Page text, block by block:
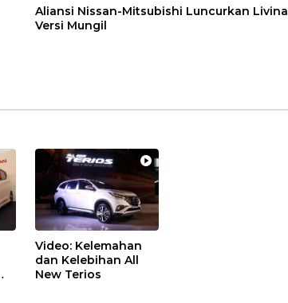
Aliansi Nissan-Mitsubishi Luncurkan Livina
Versi Mungil
Video: Kelemahan
dan Kelebihan All
New Terios